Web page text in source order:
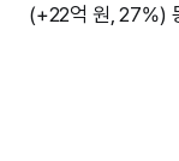
(+22억 원, 27%)